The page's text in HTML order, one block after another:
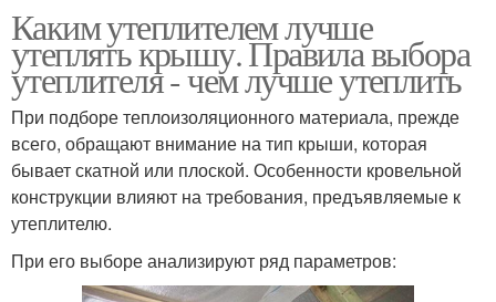
Каким утеплителем лучше
утеплять крышу. Правила выбора
утеплителя - чем лучше утеплить
При подборе теплоизоляционного материала, прежде
всего, обращают внимание на тип крыши, которая
бывает скатной или плоской. Особенности кровельной
конструкции влияют на требования, предъявляемые к
утеплителю.
При его выборе анализируют ряд параметров: